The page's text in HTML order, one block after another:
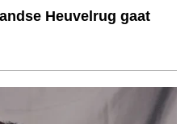
Heuvelrug gaat